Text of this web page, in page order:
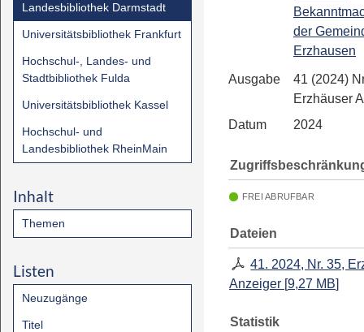
Landesbibliothek Darmstadt
Universitätsbibliothek Frankfurt
Hochschul-, Landes- und
Stadtbibliothek Fulda
Universitätsbibliothek Kassel
Hochschul- und
Landesbibliothek RheinMain
Inhalt
Themen
Listen
Neuzugänge
Titel
der
Erzhausen
Ausgabe
41 (2024)
Erzhäuser
Datum
2024
FREI ABRUFBAR
Dateien
41. 2024, Nr. 35,
Anzeiger [9,27 MB]
Statistik